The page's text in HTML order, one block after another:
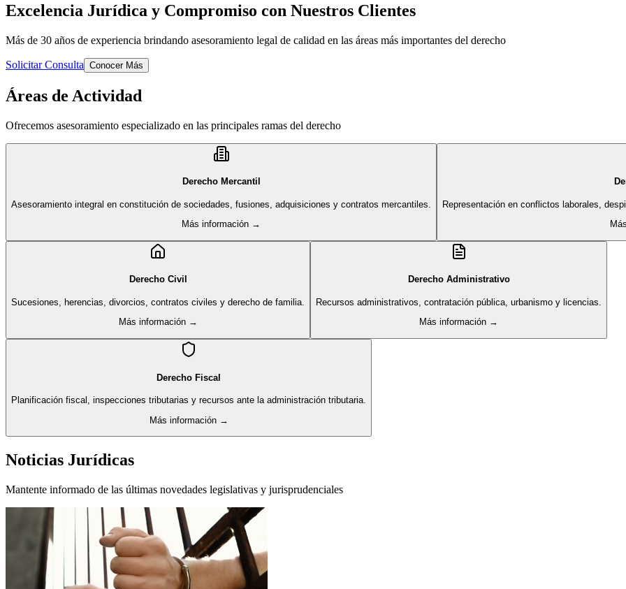
Excelencia Jurídica y Compromiso con Nuestros Clientes
Más de 30 años de experiencia brindando asesoramiento legal de calidad en las áreas más importantes del derecho
Solicitar Consulta Conocer Más
Áreas de Actividad
Ofrecemos asesoramiento especializado en las principales ramas del derecho
Derecho Mercantil
Asesoramiento integral en constitución de sociedades, fusiones, adquisiciones y contratos mercantiles.
Más información →
Representación en conflictos laborales,
Derecho Civil
Sucesiones, herencias, divorcios, contratos civiles y derecho de familia.
Más información →
Derecho Administrativo
Recursos administrativos, contratación pública, urbanismo y licencias.
Más información →
Derecho Fiscal
Planificación fiscal, inspecciones tributarias y recursos ante la administración tributaria.
Más información →
Noticias Jurídicas
Mantente informado de las últimas novedades legislativas y jurisprudenciales